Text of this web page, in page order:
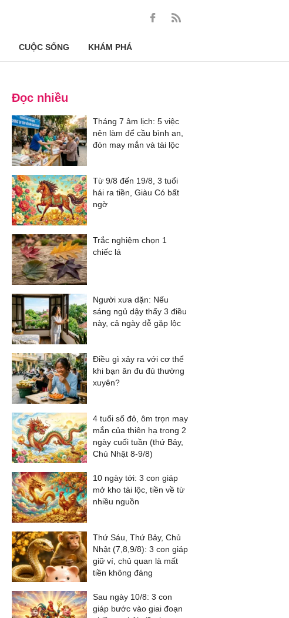
CUỘC SỐNG KHÁM PHÁ
Đọc nhiều
Tháng 7 âm lịch: 5 việc
nên làm để cầu bình an,
đón may mắn và tài lộc
Từ 9/8 đến 19/8, 3 tuổi
hái ra tiền, Giàu Có bất
ngờ
Trắc nghiệm chọn 1
chiếc lá
Người xưa dặn: Nếu
sáng ngủ dậy thấy 3 điều
này, cả ngày dễ gặp lộc
Điều gì xảy ra với cơ thể
khi bạn ăn đu đủ thường
xuyên?
4 tuổi số đỏ, ôm trọn may
mắn của thiên hạ trong 2
ngày cuối tuần (thứ Bảy,
Chủ Nhật 8-9/8)
10 ngày tới: 3 con giáp
mở kho tài lộc, tiền về từ
nhiều nguồn
Thứ Sáu, Thứ Bảy, Chủ
Nhật (7,8,9/8): 3 con giáp
giữ ví, chủ quan là mất
tiền không đáng
Sau ngày 10/8: 3 con
giáp bước vào giai đoạn